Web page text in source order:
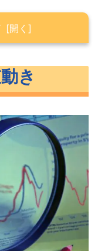
要3指数
S&P500
なトピック
き